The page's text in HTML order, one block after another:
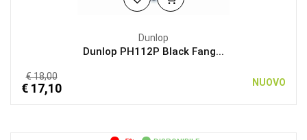
Dunlop
Dunlop PH112P Black Fang...
€ 18,00
€ 17,10 NUOVO